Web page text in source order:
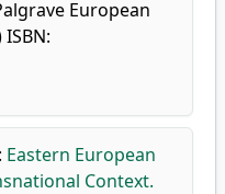
European
: Eastern European
Context.